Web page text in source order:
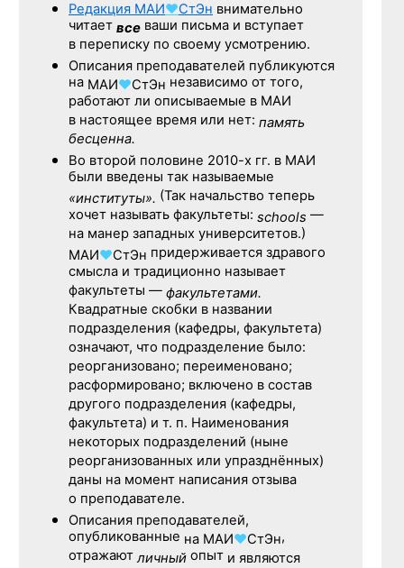
Редакция МАИ♥СтЭн внимательно
читает все ваши письма и вступает
в переписку по своему усмотрению.
Описания преподавателей публикуются
на МАИ♥СтЭн независимо от того,
работают ли описываемые в МАИ
в настоящее время или нет: память
бесценна.
Во второй половине 2010-х гг. в МАИ
были введены так называемые
«институты». (Так начальство теперь
хочет называть факультеты: schools —
на манер западных университетов.)
МАИ♥СтЭн придерживается здравого
смысла и традиционно называет
факультеты — факультетами.
Квадратные скобки в названии
подразделения (кафедры, факультета)
означают, что подразделение было:
реорганизовано; переименовано;
расформировано; включено в состав
другого подразделения (кафедры,
факультета) и т. п. Наименования
некоторых подразделений (ныне
реорганизованных или упразднённых)
даны на момент написания отзыва
о преподавателе.
Описания преподавателей,
опубликованные на МАИ♥СтЭн,
отражаютличный опыт и являются